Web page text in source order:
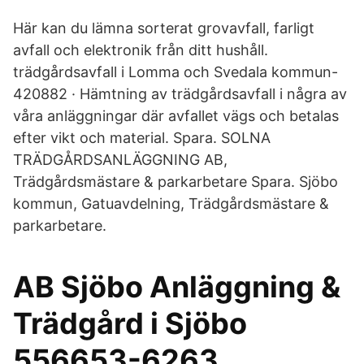
Här kan du lämna sorterat grovavfall, farligt
avfall och elektronik från ditt hushåll.
trädgårdsavfall i Lomma och Svedala kommun-
420882 · Hämtning av trädgårdsavfall i några av
våra anläggningar där avfallet vägs och betalas
efter vikt och material. Spara. SOLNA
TRÄDGÅRDSANLÄGGNING AB,
Trädgårdsmästare & parkarbetare Spara. Sjöbo
kommun, Gatuavdelning, Trädgårdsmästare &
parkarbetare.
AB Sjöbo Anläggning &
Trädgård i Sjöbo